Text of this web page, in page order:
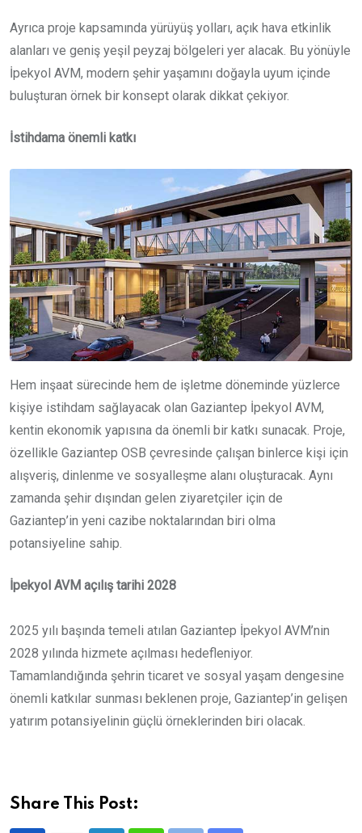
Ayrıca proje kapsamında yürüyüş yolları, açık hava etkinlik
alanları ve geniş yeşil peyzaj bölgeleri yer alacak. Bu yönüyle
İpekyol AVM, modern şehir yaşamını doğayla uyum içinde
buluşturan örnek bir konsept olarak dikkat çekiyor.
İstihdama önemli katkı
Hem inşaat sürecinde hem de işletme döneminde yüzlerce
kişiye istihdam sağlayacak olan Gaziantep İpekyol AVM,
kentin ekonomik yapısına da önemli bir katkı sunacak. Proje,
özellikle Gaziantep OSB çevresinde çalışan binlerce kişi için
alışveriş, dinlenme ve sosyalleşme alanı oluşturacak. Aynı
zamanda şehir dışından gelen ziyaretçiler için de
Gaziantep’in yeni cazibe noktalarından biri olma
potansiyeline sahip.
İpekyol AVM açılış tarihi 2028
2025 yılı başında temeli atılan Gaziantep İpekyol AVM’nin
2028 yılında hizmete açılması hedefleniyor.
Tamamlandığında şehrin ticaret ve sosyal yaşam dengesine
önemli katkılar sunması beklenen proje, Gaziantep’in gelişen
yatırım potansiyelinin güçlü örneklerinden biri olacak.
Share This Post: